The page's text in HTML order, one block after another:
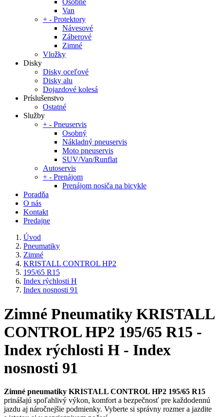
Osobné
Van
+ - Protektory
Návesové
Záberové
Zimné
Vložky
Disky
Disky oceľové
Disky alu
Dojazdové kolesá
Príslušenstvo
Ostatné
Služby
+ - Pneuservis
Osobný
Nákladný pneuservis
Moto pneuservis
SUV/Van/Runflat
Autoservis
+ - Prenájom
Prenájom nosiča na bicykle
Poradňa
O nás
Kontakt
Predajne
Úvod
Pneumatiky
Zimné
KRISTALL CONTROL HP2
195/65 R15
Index rýchlosti H
Index nosnosti 91
Zimné Pneumatiky KRISTALL
CONTROL HP2 195/65 R15 -
Index rýchlosti H - Index
nosnosti 91
Zimné pneumatiky KRISTALL CONTROL HP2 195/65 R15
prinášajú spoľahlivý výkon, komfort a bezpečnosť pre každodennú
jazdu aj náročnejšie podmienky. Vyberte si správny rozmer a jazdite